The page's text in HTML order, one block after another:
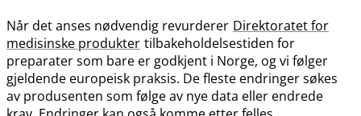
Når det anses nødvendig revurderer Direktoratet for
medisinske produkter tilbakeholdelsestiden for
preparater som bare er godkjent i Norge, og vi følger
gjeldende europeisk praksis. De fleste endringer søkes
av produsenten som følge av nye data eller endrede